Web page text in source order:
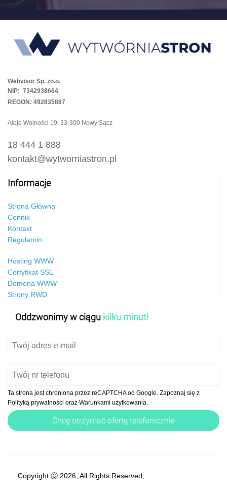
Webvisor Sp. zo.o.
NIP: 7342938664
REGON: 492835887
Aleje Wolności 19, 33-300 Nowy Sącz
18 444 1 888
kontakt@wytworniastron.pl
Informacje
Strona Główna
Cennik
Kontakt
Regulamin
Hosting WWW
Certyfikat SSL
Domena WWW
Strony RWD
Oddzwonimy w ciągu kilku minut!
Ta strona jest chroniona przez reCAPTCHA od Google. Zapoznaj się z
Polityką prywatności oraz Warunkami użytkowania
Copyright Ⓒ 2026, All Rights Reserved,